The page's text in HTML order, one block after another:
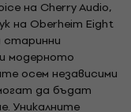
на Cherry Audio,
на Oberheim Eight
старинни
модерното
осем независими
да бъдат
Уникалните